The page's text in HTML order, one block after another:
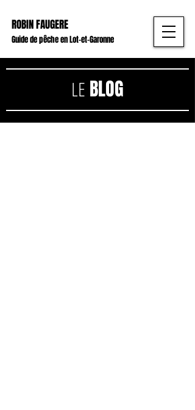
ROBIN FAUGERE
Guide de pêche en Lot-et-Garonne
LE BLOG